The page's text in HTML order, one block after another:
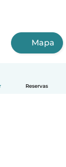
Reservas
Mapa